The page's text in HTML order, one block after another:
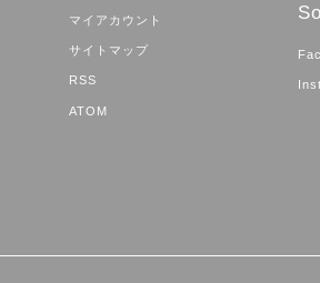
マイアカウント
サイトマップ
RSS
ATOM